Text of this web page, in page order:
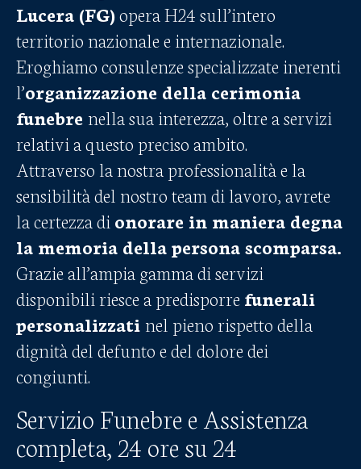
Lucera (FG)opera H24 sull’intero
territorio nazionale e internazionale.
Eroghiamo consulenze specializzate inerenti
l’organizzazione della cerimonia
funebre nella sua interezza, oltre a servizi
relativi a questo preciso ambito.
Attraverso la nostra professionalità e la
sensibilità del nostro team di lavoro, avrete
la certezza di onorare in maniera degna
la memoria della persona scomparsa.
Grazie all’ampia gamma di servizi
disponibili riesce a predisporrefunerali
personalizzati nel pieno rispetto della
dignità del defunto e del dolore dei
congiunti.
Servizio Funebre e Assistenza
completa, 24 ore su 24